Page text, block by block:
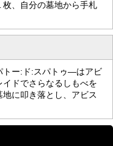
、自分の墓地から手札
トー:ド:スパトゥ―はアビ
ドでさらなるしもべを
に叩き落とし、アビス